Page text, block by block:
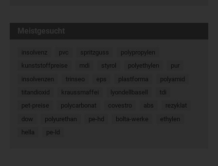
Meistgesucht
insolvenz pvc spritzguss
polypropylen
kunststoffpreise
mdi styrol polyethylen
pur
insolvenzen
trinseo eps plastforma
polyamid
titandioxid
kraussmaffei lyondellbasell
tdi
pet-preise
polycarbonat covestro abs
rezyklat
dow
polyurethan pe-hd bolta-werke
ethylen
hella
pe-ld